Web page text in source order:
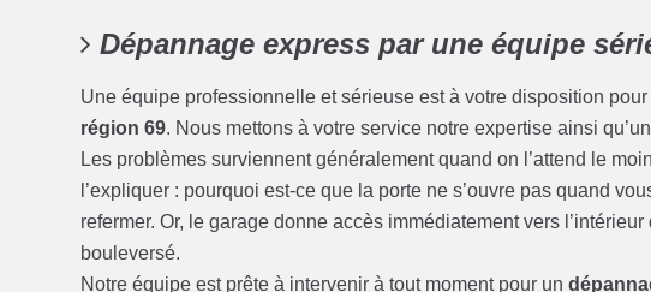
Dépannage express par une équipe
Une équipe professionnelle et sérieuse est à votre disposition pour
région 69. Nous mettons à votre service notre expertise ainsi
Les problèmes surviennent généralement quand on l’attend le
l’expliquer : pourquoi est-ce que la porte ne s’ouvre pas quand
refermer. Or, le garage donne accès immédiatement vers
bouleversé.
Notre équipe est prête à intervenir à tout moment pour un